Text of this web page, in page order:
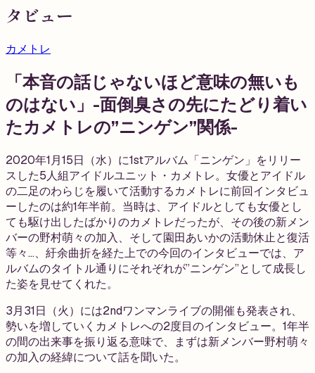
タビュー
カメトレ
「本音の話じゃないほど意味の無いも
のはない」-面倒臭さの先にたどり着い
たカメトレの”ニンゲン”関係-
2020年1月15日（水）に1stアルバム「ニンゲン」をリリー
スした5人組アイドルユニット・カメトレ。女優とアイドル
の二足のわらじを履いて活動するカメトレに前回インタビュ
ーしたのは約1年半前。当時は、アイドルとしても女優とし
ても駆け出したばかりのカメトレだったが、その後の新メン
バーの野村萌々の加入、そして園田あいかの活動休止と復活
等々…、紆余曲折を経た上での今回のインタビューでは、ア
ルバムのタイトル通りにそれぞれが”ニンゲン”として成長し
た姿を見せてくれた。
3月31日（火）には2ndワンマンライブの開催も発表され、
勢いを増していくカメトレへの2度目のインタビュー。1年半
の間の出来事を振り返る意味で、まずは新メンバー野村萌々
の加入の経緯について話を聞いた。